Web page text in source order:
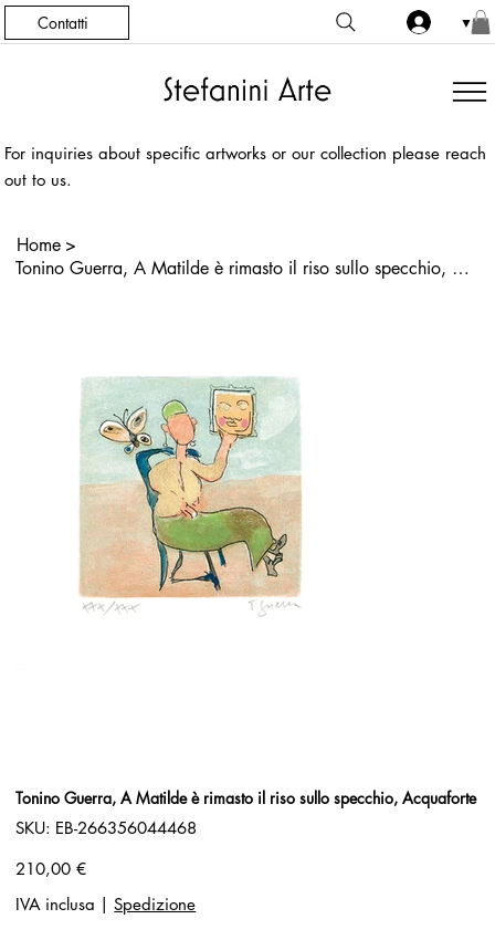
Contatti ▼
For inquiries about specific artworks or our collection please reach
out to us.
Home >
Tonino Guerra, A Matilde è rimasto il riso sullo specchio, Acquaforte
Tonino Guerra, A Matilde è rimasto il riso sullo specchio, Acquaforte
SKU:
SKU
EB-
EB-266356044468
Prezzo
210,00 €
IVA inclusa
Spedizione